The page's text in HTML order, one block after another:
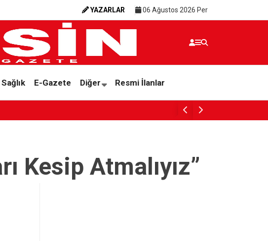
YAZARLAR 06 Ağustos 2026 Per
Sağlık E-Gazete Diğer Resmi İlanlar
Kesip Atmalıyız”